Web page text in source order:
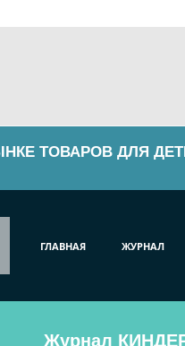
ТОВАРОВ ДЛЯ
ГЛАВНАЯ ЖУРНАЛ
Журнал